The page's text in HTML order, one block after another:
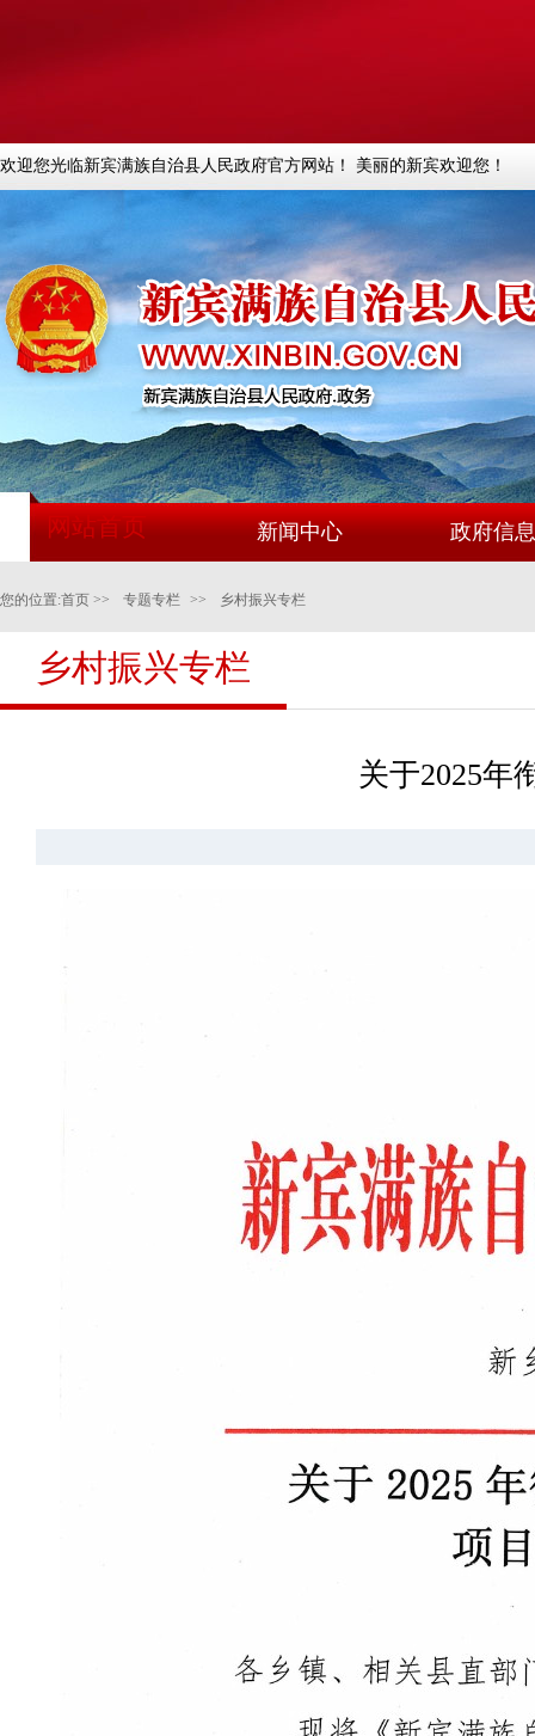
欢迎您光临新宾满族自治县人民政府官方网站！ 美丽的新宾欢迎您！
网站首页 新闻中心 政府信
您的位置:首页 >> 专题专栏 >> 乡村振兴专栏
乡村振兴专栏
关于2025年